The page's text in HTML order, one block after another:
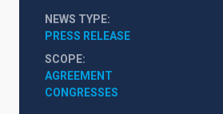
NEWS TYPE
PRESS RELEASE
SCOPE
AGREEMENT
CONGRESSES